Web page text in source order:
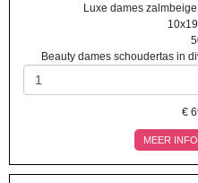
Luxe dames
Beauty dames schoudertas in
€
MEER INFO